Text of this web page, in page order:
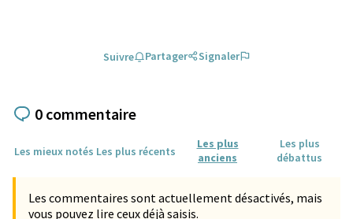
Suivre Partager Signaler
0 commentaire
Les mieux notés Les plus récents
Les plus
anciens
Les plus
débattus
Les commentaires sont actuellement désactivés, mais
vous pouvez lire ceux déjà saisis.